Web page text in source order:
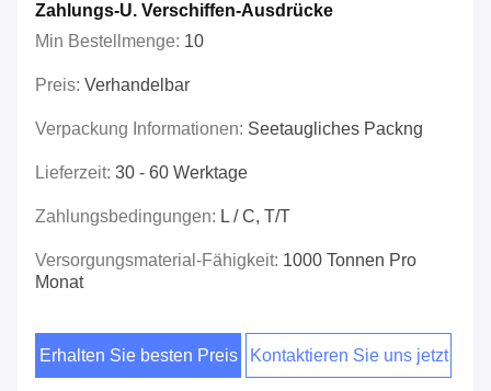
Zahlungs-U. Verschiffen-Ausdrücke
Min Bestellmenge: 10
Preis: Verhandelbar
Verpackung Informationen: Seetaugliches Packng
Lieferzeit: 30 - 60 Werktage
Zahlungsbedingungen: L / C, T/T
Versorgungsmaterial-Fähigkeit: 1000 Tonnen Pro
Monat
Erhalten Sie besten Preis Kontaktieren Sie uns jetzt